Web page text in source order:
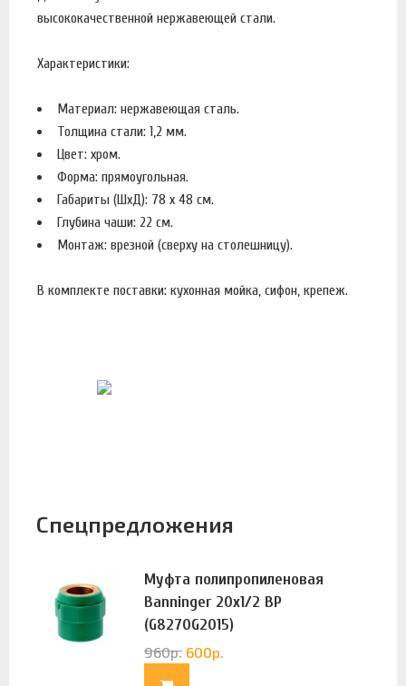
высококачественной нержавеющей стали.
Характеристики:
Материал: нержавеющая сталь.
Толщина стали: 1,2 мм.
Цвет: хром.
Форма: прямоугольная.
Габариты (ШхД): 78 x 48 см.
Глубина чаши: 22 см.
Монтаж: врезной (сверху на столешницу).
В комплекте поставки: кухонная мойка, сифон, крепеж.
Спецпредложения
Муфта полипропиленовая
Banninger 20х1/2 ВР
(G8270G2015)
960р. 600р.